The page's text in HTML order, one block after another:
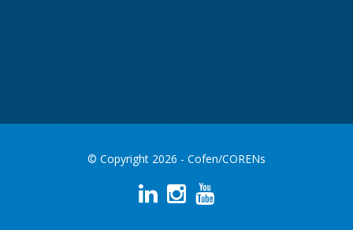
© Copyright 2026 - Cofen/CORENs